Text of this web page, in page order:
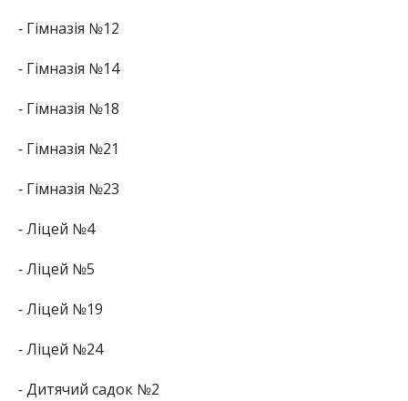
⁃ Гімназія №12
⁃ Гімназія №14
⁃ Гімназія №18
⁃ Гімназія №21
⁃ Гімназія №23
⁃ Ліцей №4
⁃ Ліцей №5
⁃ Ліцей №19
⁃ Ліцей №24
⁃ Дитячий садок №2